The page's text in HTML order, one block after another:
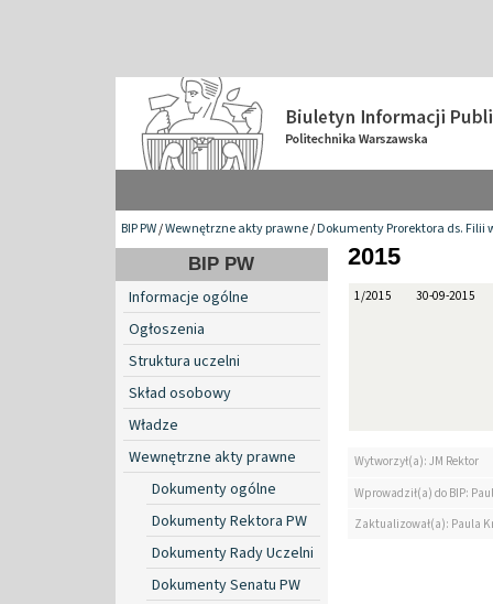
BIP PW/Wewnętrzne akty prawne/Dokumenty Prorektora ds. Filii
BIP PW
Informacje ogólne
Ogłoszenia
Struktura uczelni
Skład osobowy
Władze
Wewnętrzne akty prawne
Dokumenty ogólne
Dokumenty Rektora PW
Dokumenty Rady Uczelni
Dokumenty Senatu PW
2015
1/2015 30-09-2015
Wytworzył(a): JM Rektor
Wprowadził(a) do BIP:
Zaktualizował(a): Paula